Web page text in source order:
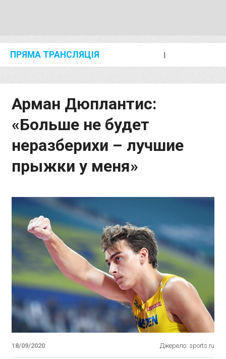
ПРЯМА ТРАНСЛЯЦІЯ I
Арман Дюплантис:
«Больше не будет
неразберихи – лучшие
прыжки у меня»
18/09/2020 Джерело: sports.ru